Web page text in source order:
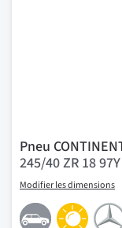
Pneu
245/40 ZR 18
Modifier les dimensions